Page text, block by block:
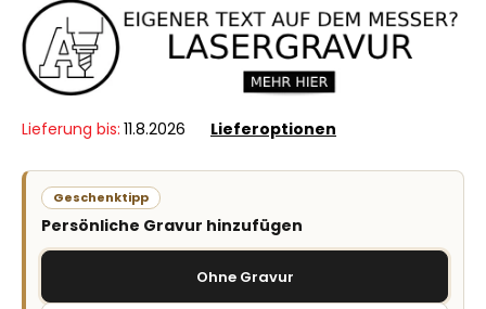
Lieferung bis: 11.8.2026 Lieferoptionen
Geschenktipp
Persönliche Gravur hinzufügen
Ohne Gravur
l
e
n